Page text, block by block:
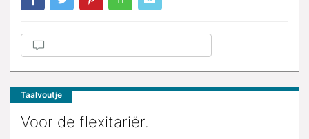
Taalvoutje
Voor de flexitariër.